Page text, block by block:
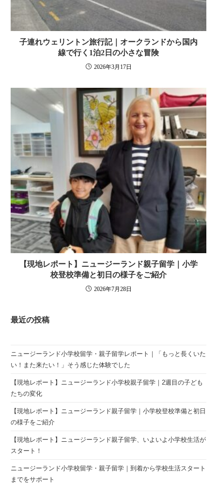
子連れウェリントン旅行記｜オークランドから国内
線で行く1泊2日の小さな冒険
2026年3月17日
【現地レポート】ニュージーランド親子留学｜小学
校登校準備と初日の様子をご紹介
2026年7月28日
最近の投稿
ニュージーランド小学校留学・親子留学レポート｜「もっと長くいた
い！また来たい！」そう感じた体験でした
【現地レポート】ニュージーランド小学校親子留学｜2週目の子ども
たちの変化
【現地レポート】ニュージーランド親子留学｜小学校登校準備と初日
の様子をご紹介
【現地レポート】ニュージーランド親子留学、いよいよ小学校生活が
スタート！
ニュージーランド小学校留学・親子留学｜到着から学校生活スタート
までをサポート